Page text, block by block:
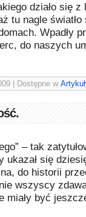
działo się z
tu nagle światło
Wpadły
do naszych
| Dostępne w
– tak
ukazał się
do historii
wszyscy
miały być